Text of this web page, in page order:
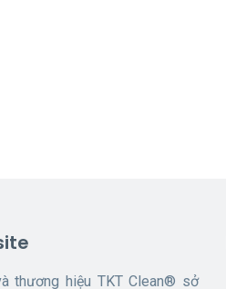
thương hiệu TKT Clean® sở